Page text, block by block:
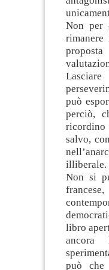
Non per
può
perciò,
ricordino
salvo,
illiberale.
Non si
libro
ancora
può che